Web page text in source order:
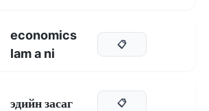
economics
lam a ni
📋
эдийн засаг 📋